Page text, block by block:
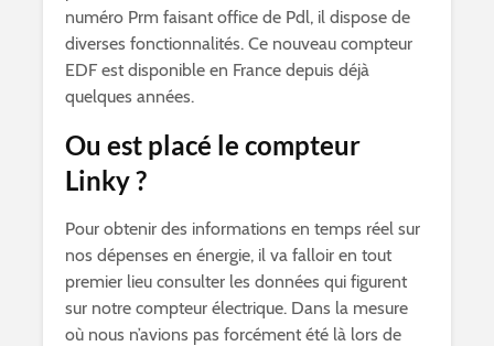
numéro Prm faisant office de Pdl, il dispose de
diverses fonctionnalités. Ce nouveau compteur
EDF est disponible en France depuis déjà
quelques années.
Ou est placé le compteur
Linky ?
Pour obtenir des informations en temps réel sur
nos dépenses en énergie, il va falloir en tout
premier lieu consulter les données qui figurent
sur notre compteur électrique. Dans la mesure
où nous n’avions pas forcément été là lors de